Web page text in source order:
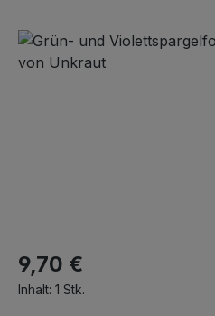
Bildergalerie überspringen
9,70 €
Inhalt: 1 Stk.